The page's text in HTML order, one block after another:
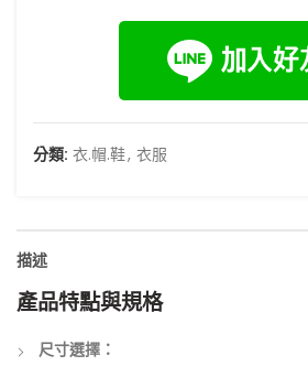
分類: 衣.帽.鞋, 衣服
描述
產品特點與規格
尺寸選擇：